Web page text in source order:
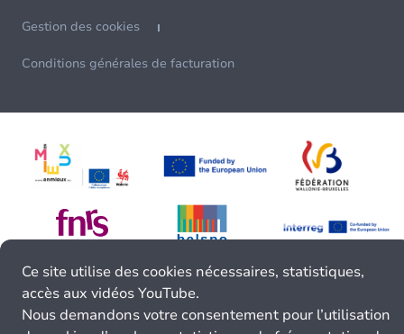
Gestion des cookies
Conditions générales de facturation
Ce site utilise des cookies nécessaires, statistiques,
accès aux vidéos YouTube.
Nous demandons votre consentement pour l’utilisation